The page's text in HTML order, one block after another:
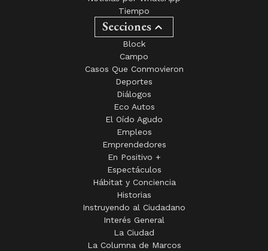
Tiempo
Secciones
Block
Campo
Casos Que Conmovieron
Deportes
Diálogos
Eco Autos
El Oído Agudo
Empleos
Emprendedores
En Positivo +
Espectáculos
Hábitat y Conciencia
Historias
Instruyendo al Ciudadano
Interés General
La Ciudad
La Columna de Marcos